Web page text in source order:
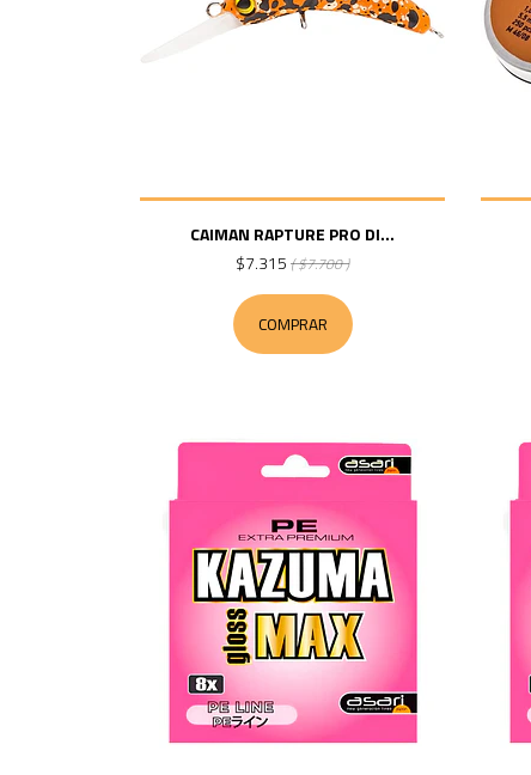
CAIMAN RAPTURE PRO DI...
$7.315 ( $7.700 )
COMPRAR